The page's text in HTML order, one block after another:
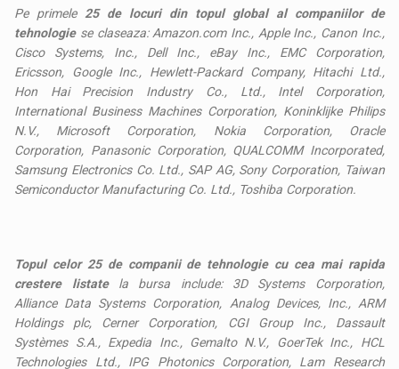
Pe primele 25 de locuri din topul global al companiilor de
tehnologiese claseaza: Amazon.com Inc., Apple Inc., Canon Inc.,
Cisco Systems, Inc., Dell Inc., eBay Inc., EMC Corporation,
Ericsson, Google Inc., Hewlett-Packard Company, Hitachi Ltd.,
Hon Hai Precision Industry Co., Ltd., Intel Corporation,
International Business Machines Corporation, Koninklijke Philips
N.V., Microsoft Corporation, Nokia Corporation, Oracle
Corporation, Panasonic Corporation, QUALCOMM Incorporated,
Samsung Electronics Co. Ltd., SAP AG, Sony Corporation, Taiwan
Semiconductor Manufacturing Co. Ltd., Toshiba Corporation.
Topul celor 25 de companii de tehnologie cu cea mai rapida
crestere listate la bursa include: 3D Systems Corporation,
Alliance Data Systems Corporation, Analog Devices, Inc., ARM
Holdings plc, Cerner Corporation, CGI Group Inc., Dassault
Systèmes S.A., Expedia Inc., Gemalto N.V., GoerTek Inc., HCL
Technologies Ltd., IPG Photonics Corporation, Lam Research